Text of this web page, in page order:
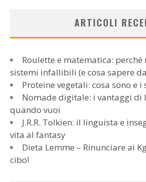
ARTICOLI
Roulette e matematica: perché
sistemi infallibili (e cosa sapere
Proteine vegetali: cosa sono e i
Nomade digitale: i vantaggi di
quando vuoi
J.R.R. Tolkien: il linguista e
vita al fantasy
Dieta Lemme – Rinunciare ai
cibo!